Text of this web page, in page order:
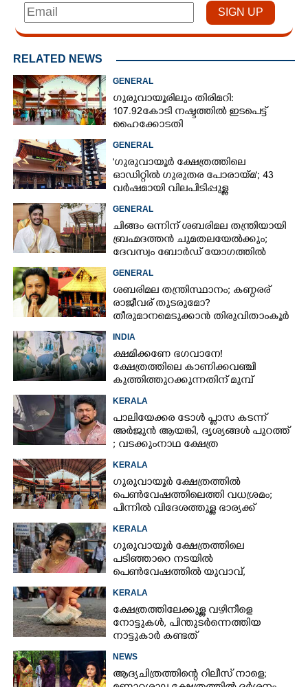
RELATED NEWS
GENERAL
ഗുരുവായൂരിലും തിരിമറി:
107.92 കോടി നഷ്ടത്തിൽ ഇടപെട്ട്
ഹൈക്കോടതി
GENERAL
'ഗുരുവായൂർ ക്ഷേത്രത്തിലെ
ഓഡിറ്റിൽ ഗുരുതര പോരായ്മ'; 43
വർഷമായി വിലപിടിപ്പുള്ള
നടത്തിയിട്ടില്ലെന്ന് ഹൈക്കോടതി
GENERAL
ചിങ്ങം ഒന്നിന് ശബരിമല തന്ത്രിയായി
ബ്രഹ്മദത്തൻ ചുമതലയേൽക്കും;
ദേവസ്വം ബോർഡ് യോഗത്തിൽ
GENERAL
ശബരിമല തന്ത്രിസ്ഥാനം; കണ്ഠരര്
രാജീവര് തുടരുമോ?
തീരുമാനമെടുക്കാൻ തിരുവിതാംകൂർ
INDIA
ക്ഷമിക്കണേ ഭഗവാനേ!
ക്ഷേത്രത്തിലെ കാണിക്കവഞ്ചി
കുത്തിത്തുറക്കുന്നതിന് മുമ്പ്
KERALA
പാലിയേക്കര ടോൾ പ്ലാസ കടന്ന്
അർജുൻ ആയങ്കി,​ ദൃശ്യങ്ങൾ പുറത്ത്
; വടക്കുംനാഥ ക്ഷേത്ര
പോസ്റ്റ്
KERALA
ഗുരുവായൂർ ക്ഷേത്രത്തിൽ
പെൺവേഷത്തിലെത്തി വധശ്രമം;
പിന്നിൽ വിദേശത്തുള്ള ഭാര്യക്ക്
KERALA
ഗുരുവായൂർ ക്ഷേത്രത്തിലെ
പടിഞ്ഞാറെ നടയിൽ
പെൺവേഷത്തിൽ യുവാവ്,​
തെളിഞ്ഞത് വൻഗൂഢാലോചന
KERALA
ക്ഷേത്രത്തിലേക്കുള്ള വഴിനീളെ
നോട്ടുകൾ,​ പിന്തുടർന്നെത്തിയ
നാട്ടുകാർ കണ്ടത്
NEWS
ആദ്യചിത്രത്തിന്റെ റിലീസ് നാളെ;